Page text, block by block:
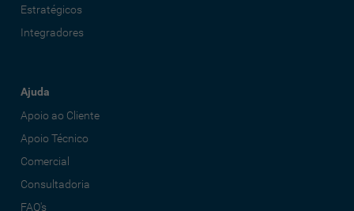
Estratégicos
Integradores
Ajuda
Apoio ao Cliente
Apoio Técnico
Comercial
Consultadoria
FAQ's